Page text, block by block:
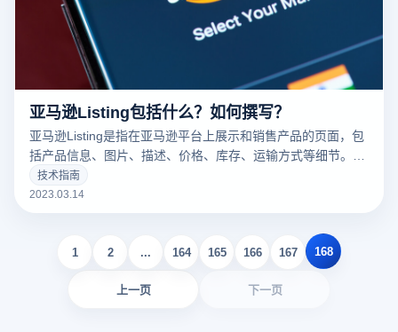
亚马逊Listing包括什么？如何撰写？
亚马逊Listing是指在亚马逊平台上展示和销售产品的页面，包
括产品信息、图片、描述、价格、库存、运输方式等细节。一
个好的亚马逊Listing可以吸引更多的潜在买家，增加销量。以
下云登录指纹浏览器关于亚马逊Listing包括什么？如何撰写？
技术指南
2023.03.14
上一页
1 2 ... 164 165 166 167 168
下一页